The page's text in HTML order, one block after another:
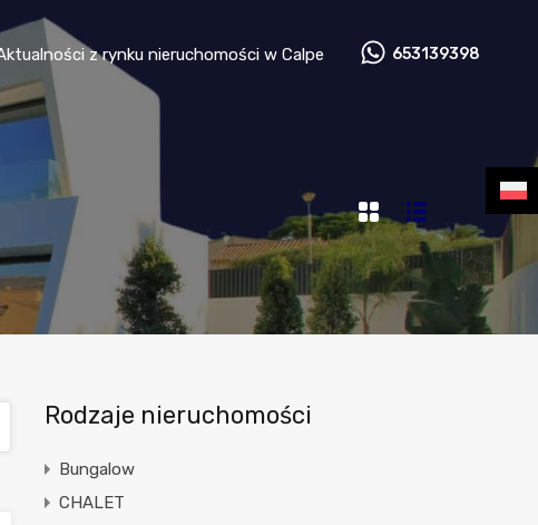
nieruchomości Aktualności z rynku nieruchomości w Calpe
z rynku nieruchomości w Calpe 653139398
Rodzaje nieruchomości
Bungalow
CHALET